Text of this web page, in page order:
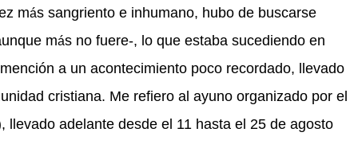
más sangriento e inhumano, hubo de buscarse
más no fuere-, lo que estaba sucediendo en
a un acontecimiento poco recordado, llevado
cristiana. Me refiero al ayuno organizado por el
llevado adelante desde el 11 hasta el 25 de agosto